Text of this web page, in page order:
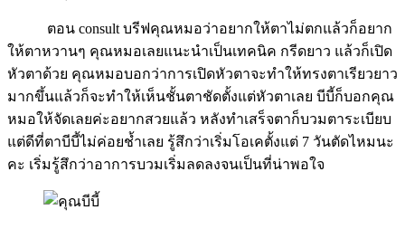
ตอน consult บรีฟคุณหมอว่าอยากให้ตาไม่ตกแล้วก็อยาก
ให้ตาหวานๆ คุณหมอเลยแนะนำเป็นเทคนิค กรีดยาว แล้วก็เปิด
หัวตาด้วย คุณหมอบอกว่าการเปิดหัวตาจะทำให้ทรงตาเรียวยาว
มากขึ้นแล้วก็จะทำให้เห็นชั้นตาชัดตั้งแต่หัวตาเลย บีบี้ก็บอกคุณ
หมอให้จัดเลยค่ะอยากสวยแล้ว หลังทำเสร็จตาก็บวมตาระเบียบ
แต่ดีที่ตาบีบี้ไม่ค่อยช้ำเลย รู้สึกว่าเริ่มโอเคตั้งแต่ 7 วันตัดไหมนะ
คะ เริ่มรู้สึกว่าอาการบวมเริ่มลดลงจนเป็นที่น่าพอใจ